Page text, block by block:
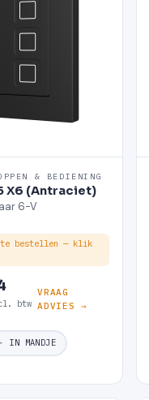
& BEDIENING
X6 (Antraciet)
6-V
te bestellen — klik
btw
VRAAG
ADVIES →
IN MANDJE